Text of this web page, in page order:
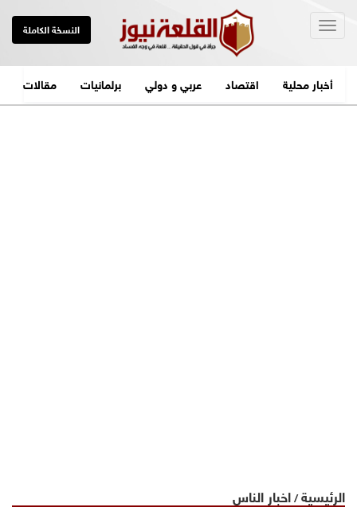
النسخة الكاملة
أخبار محلية اقتصاد عربي و دولي برلمانيات مقالات
الرئيسية/اخبار الناس